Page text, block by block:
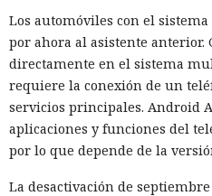
Los automóviles con el
por ahora al asistente
directamente en el sistema
requiere la conexión de un
servicios principales. Android
aplicaciones y funciones del
por lo que depende de la
La desactivación de